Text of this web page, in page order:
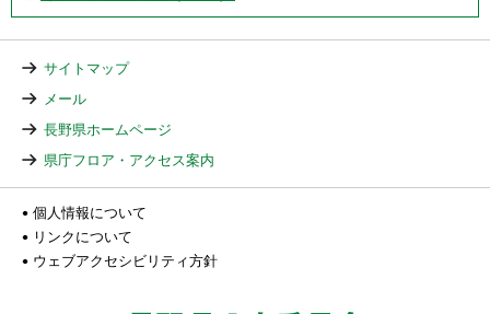
サイトマップ
メール
長野県ホームページ
県庁フロア・アクセス案内
個人情報について
リンクについて
ウェブアクセシビリティ方針